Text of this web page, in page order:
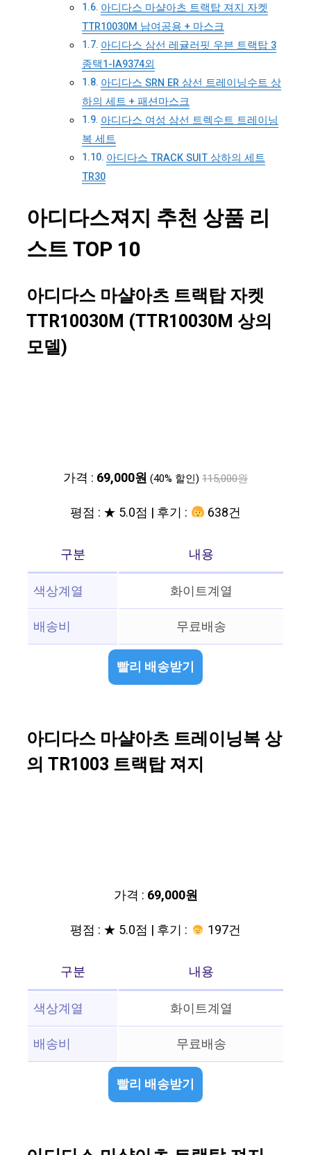
아디다스 마샬아츠 트랙탑 져지 자켓
TTR10030M 남여공용 + 마스크
아디다스 삼선 레귤러핏 우븐 트랙탑 3
종택1-IA9374외
아디다스 SRN ER 삼선 트레이닝수트 상
하의 세트 + 패션마스크
아디다스 여성 삼선 트렉수트 트레이닝
복 세트
아디다스 TRACK SUIT 상하의 세트
TR30
아디다스져지 추천 상품 리
스트 TOP 10
아디다스 마샬아츠 트랙탑 자켓
TTR10030M (TTR10030M 상의
모델)
가격 : 69,000원 (40% 할인) 115,000원
평점 : ★ 5.0점 | 후기 : 638건
구분
내용
색상계열
화이트계열
배송비
무료배송
빨리 배송받기
아디다스 마샬아츠 트레이닝복 상
의 TR1003 트랙탑 져지
가격 : 69,000원
평점 : ★ 5.0점 | 후기 :
197건
구분
내용
색상계열
화이트계열
배송비
무료배송
빨리 배송받기